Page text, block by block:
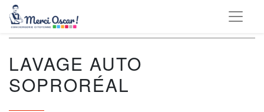
LAVAGE AUTO
SOPRORÉAL